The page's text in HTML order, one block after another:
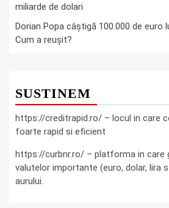
miliarde de dolari
Dorian Popa câștigă 100.000 de euro
Cum a reușit?
SUSTINEM
https://creditrapid.ro/ – locul in care
foarte rapid si eficient
https://curbnr.ro/ – platforma in care
valutelor importante (euro, dolar, lira
aurului.